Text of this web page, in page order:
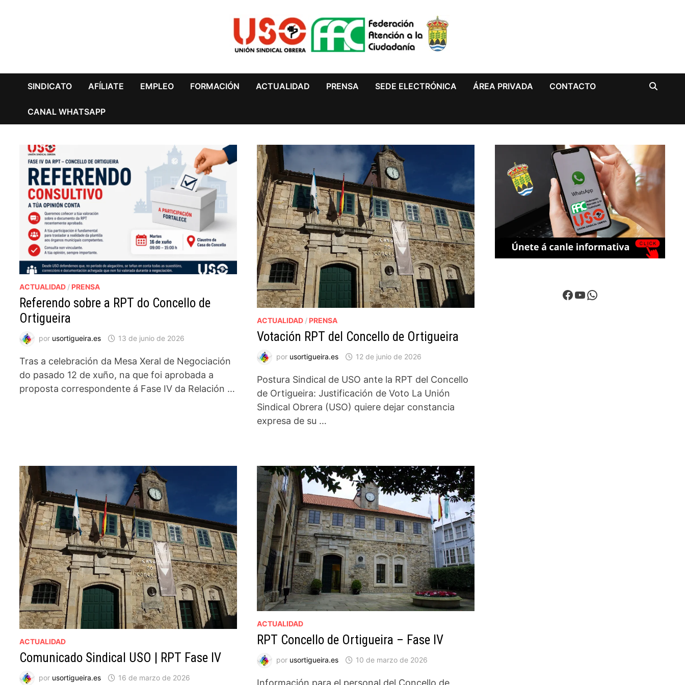
SINDICATO AFÍLIATE EMPLEO FORMACIÓN ACTUALIDAD PRENSA SEDE ELECTRÓNICA ÁREA PRIVADA CONTACTO
CANAL WHATSAPP
ACTUALIDAD / PRENSA
Referendo sobre a RPT do Concello de
Ortigueira
por usortigueira.es 13 de junio de 2026
Tras a celebración da Mesa Xeral de Negociación
do pasado 12 de xuño, na que foi aprobada a
proposta correspondente á Fase IV da Relación …
ACTUALIDAD/ PRENSA
Votación RPT del Concello de Ortigueira
por usortigueira.es 12 de junio de 2026
Postura Sindical de USO ante la RPT del Concello
de Ortigueira: Justificación de Voto La Unión
Sindical Obrera (USO) quiere dejar constancia
expresa de su …
ACTUALIDAD
Comunicado Sindical USO | RPT Fase IV
por usortigueira.es 16 de marzo de 2026
ACTUALIDAD
RPT Concello de Ortigueira – Fase IV
por usortigueira.es 10 de marzo de 2026
Información para el personal del Concello de
Facebook
YouTube
WhatsApp